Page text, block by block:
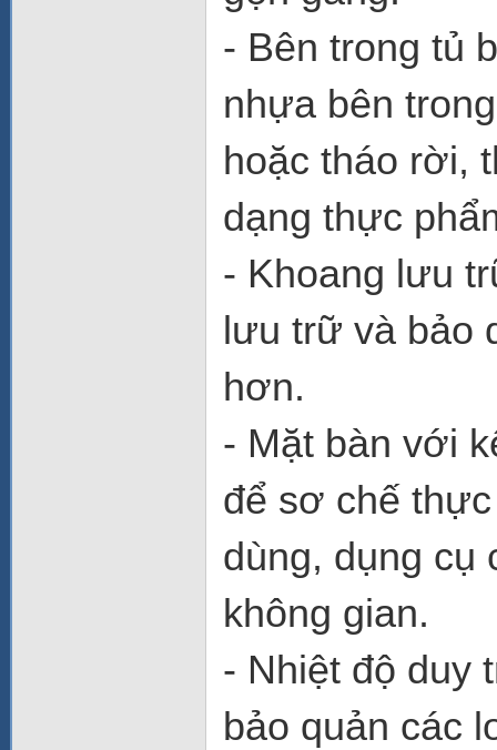
- Bên trong tủ
nhựa bên
hoặc tháo rời,
dạng thực
- Khoang lưu
lưu trữ và bảo
hơn.
- Mặt bàn với
để sơ chế
dùng, dụng cụ
không gian.
- Nhiệt độ duy
bảo quản các